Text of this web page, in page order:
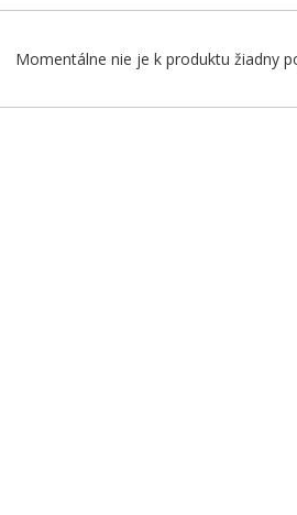
Momentálne nie je k produktu žiadny